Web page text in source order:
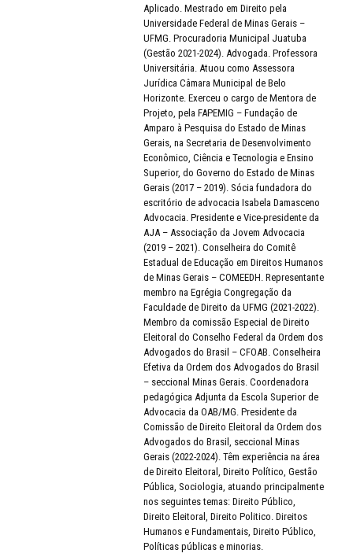
Aplicado. Mestrado em Direito pela
Universidade Federal de Minas Gerais –
UFMG. Procuradoria Municipal Juatuba
(Gestão 2021-2024). Advogada. Professora
Universitária. Atuou como Assessora
Jurídica Câmara Municipal de Belo
Horizonte. Exerceu o cargo de Mentora de
Projeto, pela FAPEMIG – Fundação de
Amparo à Pesquisa do Estado de Minas
Gerais, na Secretaria de Desenvolvimento
Econômico, Ciência e Tecnologia e Ensino
Superior, do Governo do Estado de Minas
Gerais (2017 – 2019). Sócia fundadora do
escritório de advocacia Isabela Damasceno
Advocacia. Presidente e Vice-presidente da
AJA – Associação da Jovem Advocacia
(2019 – 2021). Conselheira do Comitê
Estadual de Educação em Direitos Humanos
de Minas Gerais – COMEEDH. Representante
membro na Egrégia Congregação da
Faculdade de Direito da UFMG (2021-2022).
Membro da comissão Especial de Direito
Eleitoral do Conselho Federal da Ordem dos
Advogados do Brasil – CFOAB. Conselheira
Efetiva da Ordem dos Advogados do Brasil
– seccional Minas Gerais. Coordenadora
pedagógica Adjunta da Escola Superior de
Advocacia da OAB/MG. Presidente da
Comissão de Direito Eleitoral da Ordem dos
Advogados do Brasil, seccional Minas
Gerais (2022-2024). Têm experiência na área
de Direito Eleitoral, Direito Político, Gestão
Pública, Sociologia, atuando principalmente
nos seguintes temas: Direito Público,
Direito Eleitoral, Direito Politico. Direitos
Humanos e Fundamentais, Direito Público,
Políticas públicas e minorias.